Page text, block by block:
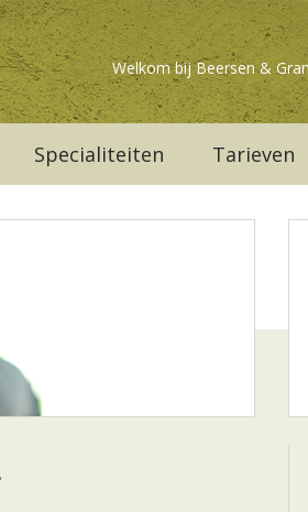
Welkom bij Beersen &
Specialiteiten Tarieven